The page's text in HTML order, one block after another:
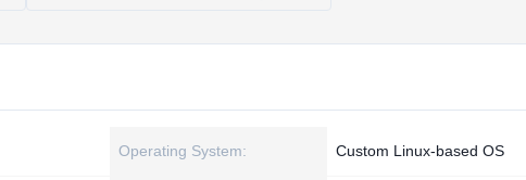
Operating System: Custom Linux-based OS